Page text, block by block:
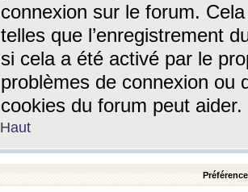
connexion sur le forum.
telles que l’enregistrement
si cela a été activé par le
problèmes de connexion ou
cookies du forum peut aider.
Haut